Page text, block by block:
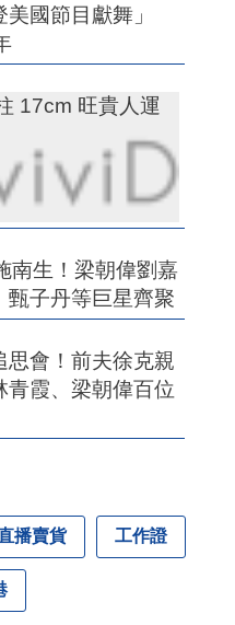
美國節目獻舞」
17cm 旺貴人運
南生！梁朝偉劉嘉
子丹等巨星齊聚
思會！前夫徐克親
霞、梁朝偉百位
播賣貨 工作證